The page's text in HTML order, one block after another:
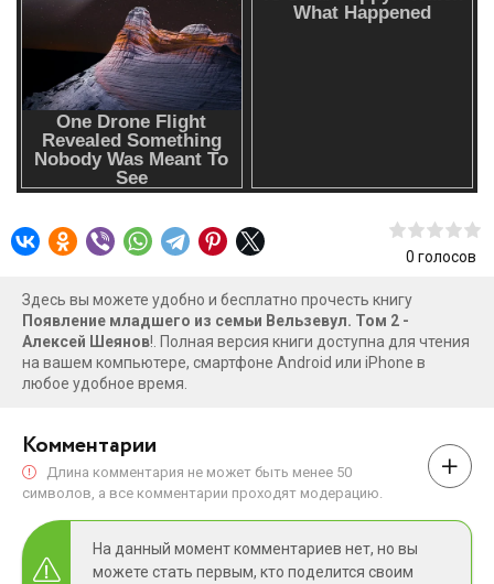
0 голосов
Здесь вы можете удобно и бесплатно прочесть книгу
Появление младшего из семьи Вельзевул. Том 2 -
Алексей Шеянов!. Полная версия книги доступна для чтения
на вашем компьютере, смартфоне Android или iPhone в
любое удобное время.
Комментарии
Длина комментария не может быть менее 50
символов, а все комментарии проходят модерацию.
На данный момент комментариев нет, но вы
можете стать первым, кто поделится своим